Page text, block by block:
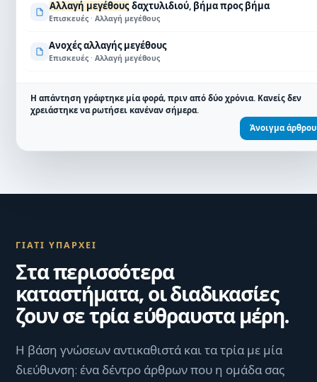
Αλλαγή μεγέθους δαχτυλιδιού, βήμα προς βήμα
Επισκευές · Αλλαγή μεγέθους
Ανοχές αλλαγής μεγέθους
Επισκευές · Αλλαγή μεγέθους
Η απάντηση γράφτηκε μία φορά, πριν από δύο χρόνια. Κανείς δεν
χρειάστηκε να ρωτήσει κανέναν σήμερα.
Άνοιγμα άρθρου
ΓΙΑΤΊ ΥΠΆΡΧΕΙ
Στα περισσότερα
καταστήματα, οι διαδικασίες
ζουν σε τρία εύθραυστα μέρη.
Η βάση γνώσεων αντικαθιστά και τα τρία με μία
διεύθυνση: ένα δέντρο άρθρων που η ομάδα σας